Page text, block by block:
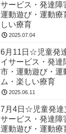
サービス・発達障
運動遊び・運動療
しい療育
2025.07.04
6月11日☆児童発
イサービス・発達
市・運動遊び・運
ム・楽しい療育
2025.06.11
7月4日☆児童発達
サービス・発達障
運動遊び・運動療